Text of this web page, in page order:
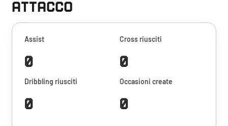
ATTACCO
Assist
0
Cross riusciti
0
Dribbling riusciti
0
Occasioni create
0